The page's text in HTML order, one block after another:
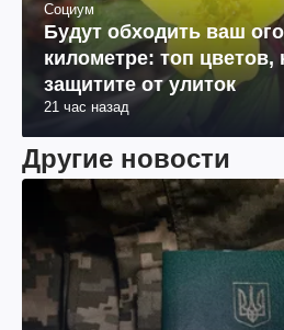
Социум
Будут обходить ваш
километре: топ цветов,
защитите от улиток
21 час назад
Другие новости